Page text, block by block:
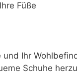
Füße
Ihr
Schuhe